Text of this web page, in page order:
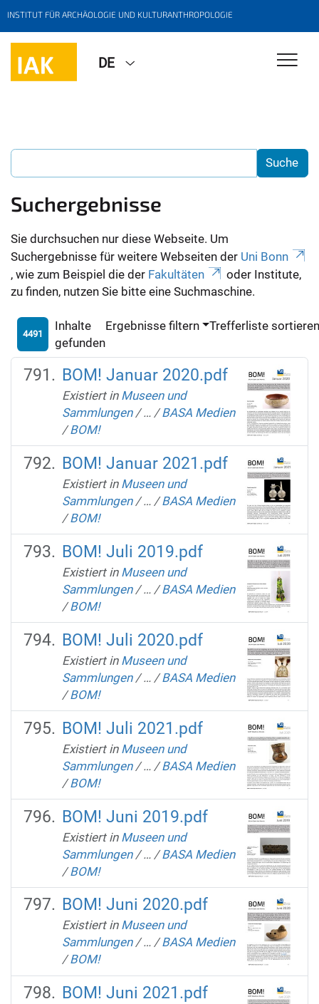
INSTITUT FÜR ARCHÄOLOGIE UND KULTURANTHROPOLOGIE
DE
Suchergebnisse
Sie durchsuchen nur diese Webseite. Um
Suchergebnisse für weitere Webseiten der Uni Bonn
, wie zum Beispiel die der Fakultäten
oder Institute,
zu finden, nutzen Sie bitte eine Suchmaschine.
4491
Inhalte
gefunden
Ergebnisse filtern Trefferliste
BOM! Januar 2020.pdf
Existiert in Museen und
Sammlungen /… /BASA Medien
/BOM!
BOM! Januar 2021.pdf
Existiert in Museen und
Sammlungen /… /BASA Medien
/BOM!
BOM! Juli 2019.pdf
Existiert in Museen und
Sammlungen /… /BASA Medien
/BOM!
BOM! Juli 2020.pdf
Existiert in Museen und
Sammlungen /… /BASA Medien
/BOM!
BOM! Juli 2021.pdf
Existiert in Museen und
Sammlungen /… /BASA Medien
/BOM!
BOM! Juni 2019.pdf
Existiert in Museen und
Sammlungen /… /BASA Medien
/BOM!
BOM! Juni 2020.pdf
Existiert in Museen und
Sammlungen /… /BASA Medien
/BOM!
BOM! Juni 2021.pdf